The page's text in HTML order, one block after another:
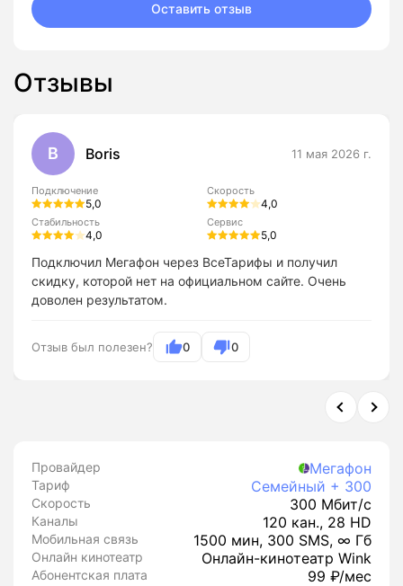
Оставить отзыв
Отзывы
B Boris 11 мая 2026 г.
Подключение
5,0
Скорость
4,0
Стабильность
4,0
Сервис
5,0
Подключил Мегафон через ВсеТарифы и получил
скидку, которой нет на официальном сайте. Очень
доволен результатом.
Отзыв был полезен? 0 0
Провайдер Мегафон
Тариф Семейный + 300
Скорость 300 Мбит/с
Каналы 120 кан., 28 HD
Мобильная связь 1500 мин, 300 SMS, ∞ Гб
Онлайн кинотеатр Онлайн-кинотеатр Wink
Абонентская плата 99 ₽/мес